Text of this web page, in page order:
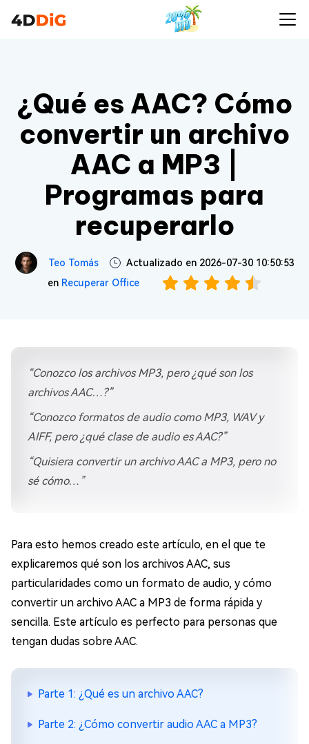
¿Qué es AAC? Cómo
convertir un archivo
AAC a MP3 |
Programas para
recuperarlo
Teo Tomás
Actualizado en 2026-07-30 10:50:53
en Recuperar Office
“Conozco los archivos MP3, pero ¿qué son los
archivos AAC…?”
“Conozco formatos de audio como MP3, WAV y
AIFF, pero ¿qué clase de audio es AAC?”
“Quisiera convertir un archivo AAC a MP3, pero no
sé cómo…”
Para esto hemos creado este artículo, en el que te
explicaremos qué son los archivos AAC, sus
particularidades como un formato de audio, y cómo
convertir un archivo AAC a MP3 de forma rápida y
sencilla. Este artículo es perfecto para personas que
tengan dudas sobre AAC.
Parte 1: ¿Qué es un archivo AAC?
Parte 2: ¿Cómo convertir audio AAC a MP3?